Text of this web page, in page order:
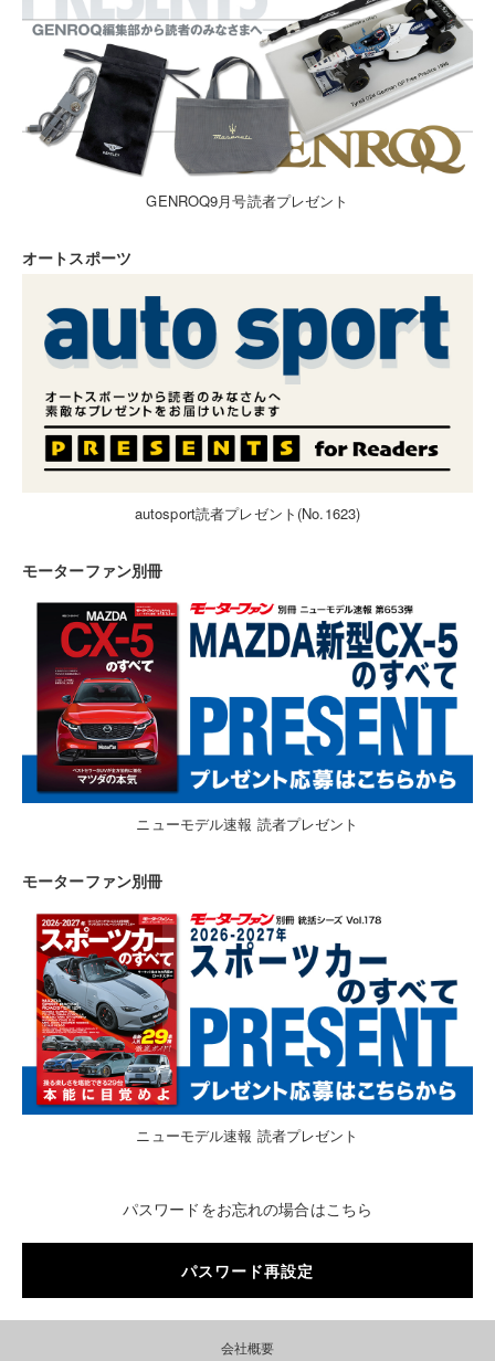
GENROQ9月号読者プレゼント
オートスポーツ
autosport読者プレゼント(No.1623)
モーターファン別冊
ニューモデル速報 読者プレゼント
モーターファン別冊
ニューモデル速報 読者プレゼント
パスワードをお忘れの場合はこちら
パスワード再設定
会社概要